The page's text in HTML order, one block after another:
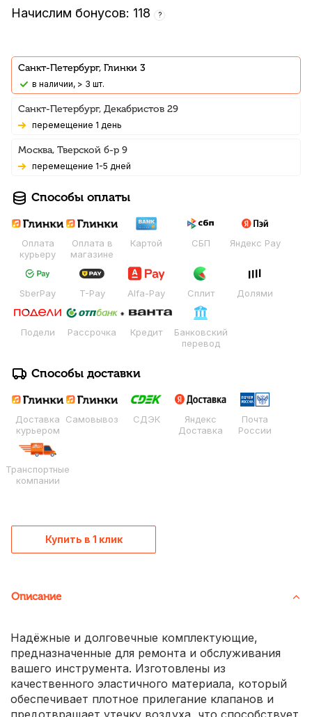
Начислим бонусов: 118 ?
Санкт-Петербург, Глинки 3
В наличии, > 3 шт.
Санкт-Петербург, Декабристов 29
Перемещение 1 день
Москва, Тверской б-р 9
Перемещение 1-5 дней
Способы оплаты
Оплата
курьеру
Оплата в
магазине
Картой СБП Яндекс Pay
SberPay T-Pay Alfa-Pay Сплит Долями
Подели Рассрочка Кредит
Банковский
перевод
Способы доставки
Доставка
курьером
Самовывоз СДЭК
Яндекс
Доставка
Почта
России
Транспортные
компании
Купить в 1 клик
Описание
Надёжные и долговечные комплектующие,
предназначенные для ремонта и обслуживания
вашего инструмента. Изготовлены из
качественного эластичного материала, который
обеспечивает плотное прилегание клапанов и
предотвращает утечку воздуха, что способствует